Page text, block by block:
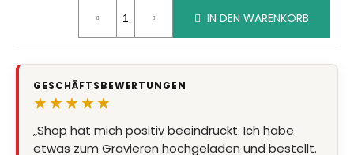
IN DEN WARENKORB
GESCHÄFTSBEWERTUNGEN
★★★★★
„Shop hat mich positiv beeindruckt. Ich habe
etwas zum Gravieren hochgeladen und bestellt.